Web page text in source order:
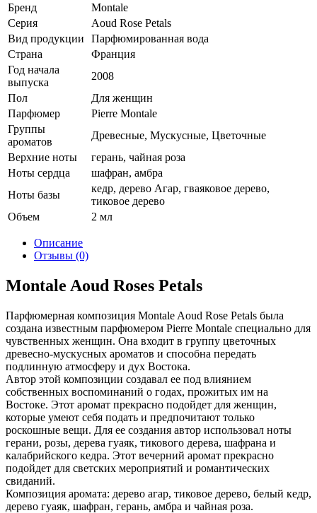
Бренд
Montale
Серия
Aoud Rose Petals
Вид продукции
Парфюмированная вода
Страна
Франция
Год начала
выпуска
2008
Пол
Для женщин
Парфюмер
Pierre Montale
Группы
ароматов
Древесные, Мускусные, Цветочные
Верхние ноты
герань, чайная роза
Ноты сердца
шафран, амбра
Ноты базы
кедр, дерево Агар, гваяковое дерево,
тиковое дерево
Объем
2 мл
Описание
Отзывы (0)
Montale Aoud Roses Petals
Парфюмерная композиция Montale Aoud Rose Petals была
создана известным парфюмером Pierre Montale специально для
чувственных женщин. Она входит в группу цветочных
древесно-мускусных ароматов и способна передать
подлинную атмосферу и дух Востока.
Автор этой композиции создавал ее под влиянием
собственных воспоминаний о годах, прожитых им на
Востоке. Этот аромат прекрасно подойдет для женщин,
которые умеют себя подать и предпочитают только
роскошные вещи. Для ее создания автор использовал ноты
герани, розы, дерева гуаяк, тикового дерева, шафрана и
калабрийского кедра. Этот вечерний аромат прекрасно
подойдет для светских мероприятий и романтических
свиданий.
Композиция аромата: дерево агар, тиковое дерево, белый кедр,
дерево гуаяк, шафран, герань, амбра и чайная роза.